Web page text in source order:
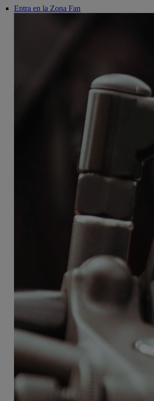
Entra en la Zona Fan